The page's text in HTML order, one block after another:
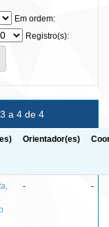
Em ordem:
Registro(s):
a 4 de 4
Orientador(es)
- -